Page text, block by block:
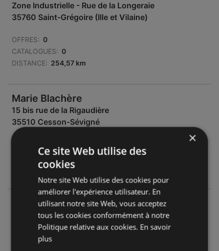
Zone Industrielle - Rue de la Longeraie
35760 Saint-Grégoire (Ille et Vilaine)
OFFRES: 0
CATALOGUES: 0
DISTANCE: 254,57 km
Marie Blachère
15 bis rue de la Rigaudière
35510 Cesson-Sévigné
CATALOGUES: 0
DISTANCE: 261,15 km
Marie Blachère
438 Boulevard de l'Est
50110 Tourlaville
×
Ce site Web utilise des
cookies
Notre site Web utilise des cookies pour
améliorer l'expérience utilisateur. En
utilisant notre site Web, vous acceptez
tous les cookies conformément à notre
Politique relative aux cookies. En savoir
plus